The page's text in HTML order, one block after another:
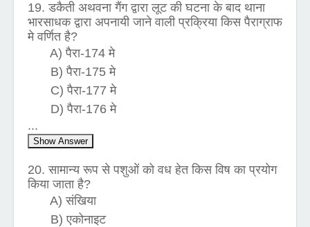
19. डकैती अथवना गैंग द्वारा लूट की घटना के बाद थाना
भारसाधक द्वारा अपनायी जाने वाली प्रक्रिया किस पैराग्राफ
मे वर्णित है?
A) पैरा-174 मे
B) पैरा-175 मे
C) पैरा-177 मे
D) पैरा-176 मे
...
Show Answer
20. सामान्य रूप से पशुओं को वध हेत किस विष का प्रयोग
किया जाता है?
A) संखिया
B) एकोनाइट